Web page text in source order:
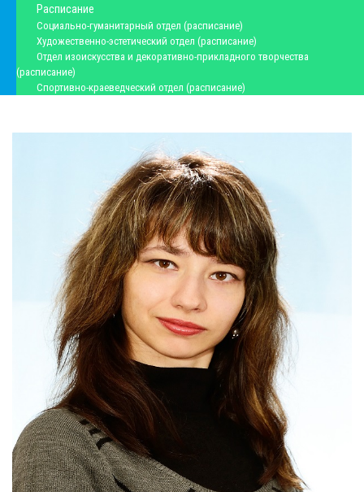
Расписание
Социально-гуманитарный отдел (расписание)
Художественно-эстетический отдел (расписание)
Отдел изоискусства и декоративно-прикладного творчества
(расписание)
Спортивно-краеведческий отдел (расписание)